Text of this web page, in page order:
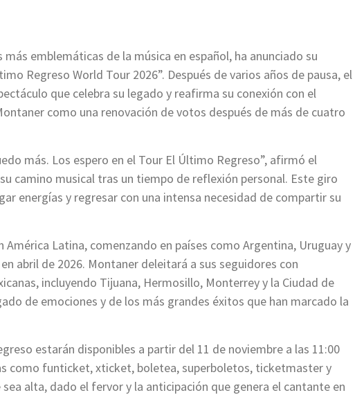
emblemáticas de la música en español, ha anunciado su
Regreso World Tour 2026”. Después de varios años de pausa, el
que celebra su legado y reafirma su conexión con el
como una renovación de votos después de más de cuatro
más. Los espero en el Tour El Último Regreso”, afirmó el
camino musical tras un tiempo de reflexión personal. Este giro
energías y regresar con una intensa necesidad de compartir su
América Latina, comenzando en países como Argentina, Uruguay y
abril de 2026. Montaner deleitará a sus seguidores con
incluyendo Tijuana, Hermosillo, Monterrey y la Ciudad de
de emociones y de los más grandes éxitos que han marcado la
estarán disponibles a partir del 11 de noviembre a las 11:00
como funticket, xticket, boletea, superboletos, ticketmaster y
alta, dado el fervor y la anticipación que genera el cantante en